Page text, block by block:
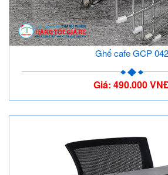
Ghế cafe GCP 042
Giá: 490.000